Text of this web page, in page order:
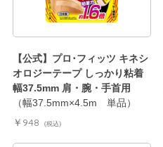
【公式】プロ･フィッツ キネシ
オロジーテープ しっかり粘着
幅37.5mm 肩・腕・手首用
（幅37.5mm×4.5m 単品）
￥948 (税込)